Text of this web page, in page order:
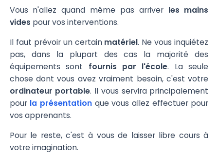
Vous n'allez quand même pas arriver les mains
vides pour vos interventions.
Il faut prévoir un certain matériel. Ne vous inquiétez
pas, dans la plupart des cas la majorité des
équipements sont fournis par l'école. La seule
chose dont vous avez vraiment besoin, c'est votre
ordinateur portable. Il vous servira principalement
pour la présentation que vous allez effectuer pour
vos apprenants.
Pour le reste, c'est à vous de laisser libre cours à
votre imagination.‍